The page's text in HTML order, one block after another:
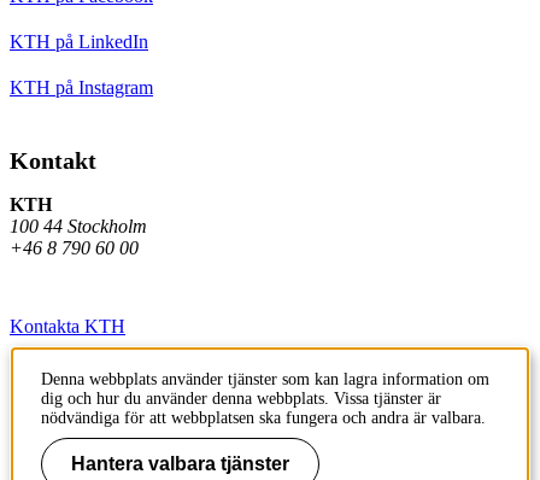
KTH på LinkedIn
KTH på Instagram
Kontakt
KTH
100 44 Stockholm
+46 8 790 60 00
Kontakta KTH
Jobba på KTH
Press och media
Faktura och betalning KTH
Denna webbplats använder tjänster som kan lagra information om
dig och hur du använder denna webbplats. Vissa tjänster är
nödvändiga för att webbplatsen ska fungera och andra är valbara.
Hantera valbara tjänster